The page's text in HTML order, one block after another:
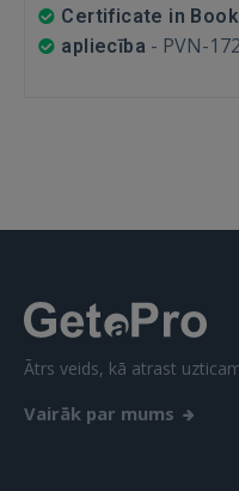
 Sign
Vēl
Certificate in
apliecība - PVN-
Ātrs veids, kā atrast
Vairāk par mums